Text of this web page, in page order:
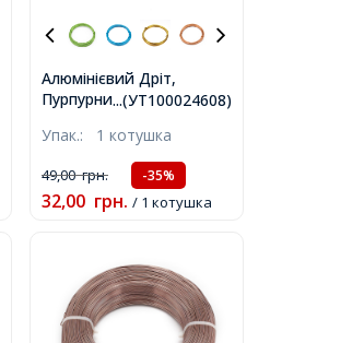
...(УТ100024608)
Алюмінієвий Дріт,
Пурпурний, 0.8мм,
Упак.: 1 котушка
49,00грн. -35%
32,00 грн. / 1 котушка